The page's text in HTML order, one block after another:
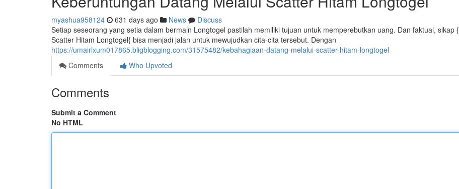
myashua958124 631 days ago News
Discuss
Setiap seseorang yang setia dalam bermain Longtogel pastilah memiliki tujuan untuk memperebutkan uang. Dan faktual, sikap {
Scatter Hitam Longtogel{ bisa menjadi jalan untuk mewujudkan cita-cita tersebut. Dengan
https://umairlxum017865.bligblogging.com/31575482/kebahagiaan-datang-melalui-scatter-hitam-longtogel
Comments
Who Upvoted
Comments
Submit a Comment
No HTML